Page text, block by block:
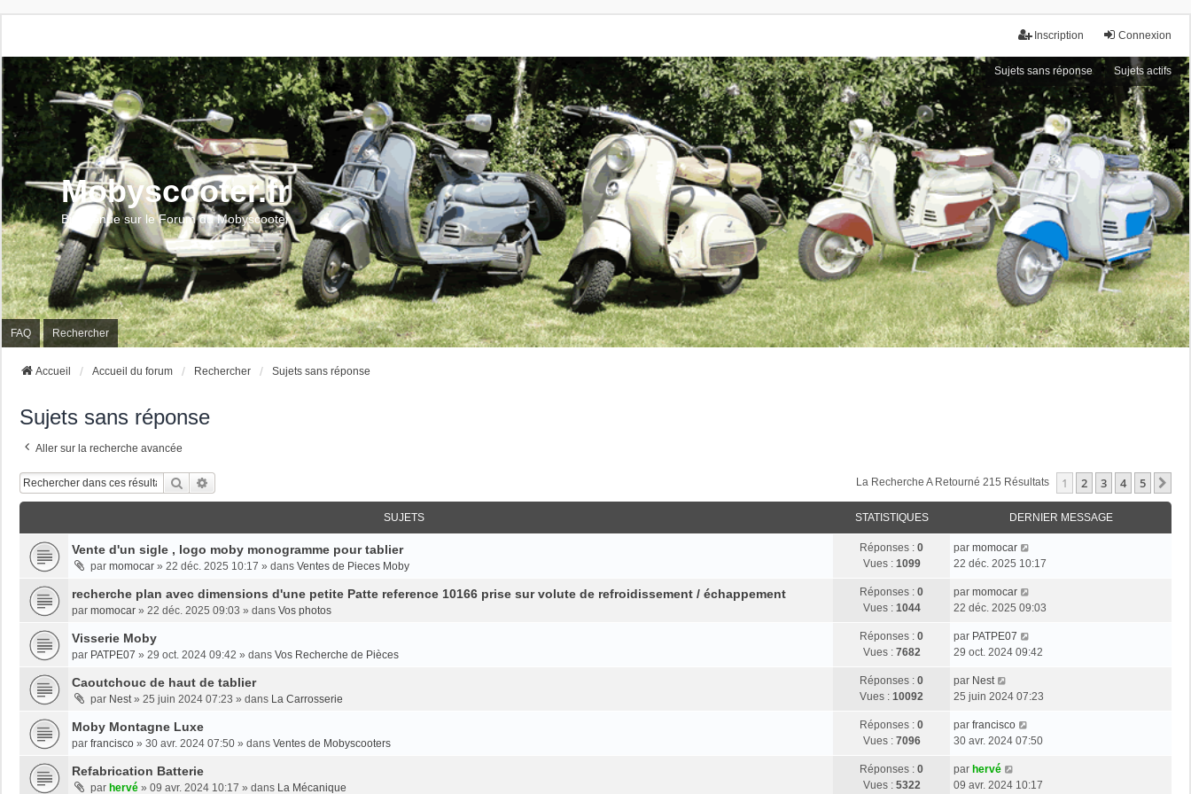
Connexion
Inscription
Sujets sans réponse Sujets actifs
Mobyscooter.fr
Bienvenue sur le Forum du Mobyscooter
FAQ Rechercher
Accueil Accueil du forum Rechercher Sujets sans réponse
Sujets sans réponse
Aller sur la recherche avancée
Rechercher La Recherche A Retourné 215 Résultats 1 2 3 4 5
SUJETS STATISTIQUES DERNIER MESSAGE
Vente d'un sigle , logo moby monogramme pour tablier
par momocar » 22 déc. 2025 10:17 » dans Ventes de Pieces Moby
Réponses : 0
Vues : 1099
D
e
n
i
r
m
s
a
g
par momocar
22 déc. 2025 10:17
recherche plan avec dimensions d'une petite Patte reference 10166 prise sur volute de refroidissement / échappement
par momocar » 22 déc. 2025 09:03 » dans Vos photos
Réponses : 0
Vues : 1044
D
e
n
i
r
m
s
a
g
par momocar
22 déc. 2025 09:03
Visserie Moby
par PATPE07 » 29 oct. 2024 09:42 » dans Vos Recherche de Pièces
Réponses : 0
Vues : 7682
D
e
n
i
r
m
s
par PATPE07
29 oct. 2024 09:42
Caoutchouc de haut de tablier
par Nest» 25 juin 2024 07:23 » dans La Carrosserie
Réponses : 0
Vues : 10092
D
e
n
i
r
par Nest
25 juin 2024 07:23
Moby Montagne Luxe
par francisco » 30 avr. 2024 07:50 » dans Ventes de Mobyscooters
Réponses : 0
Vues : 7096
D
e
n
i
par francisco
30 avr. 2024 07:50
Refabrication Batterie
par hervé » 09 avr. 2024 10:17 » dans La Mécanique
Réponses : 0
Vues : 5322
D
e
par hervé
09 avr. 2024 10:17